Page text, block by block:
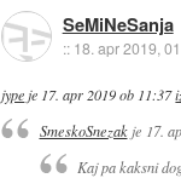
SeMiNeSanja
:: 18. apr 2019,
jype je 17. apr 2019 ob 11:37
SmeskoSnezakje 17.
Kaj pa kaksni